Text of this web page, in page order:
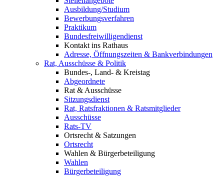
Ausbildung/Studium
Bewerbungsverfahren
Praktikum
Bundesfreiwilligendienst
Kontakt ins Rathaus
Adresse, Öffnungszeiten & Bankverbindungen
Rat, Ausschüsse & Politik
Bundes-, Land- & Kreistag
Abgeordnete
Rat & Ausschüsse
Sitzungsdienst
Rat, Ratsfraktionen & Ratsmitglieder
Ausschüsse
Rats-TV
Ortsrecht & Satzungen
Ortsrecht
Wahlen & Bürgerbeteiligung
Wahlen
Bürgerbeteiligung